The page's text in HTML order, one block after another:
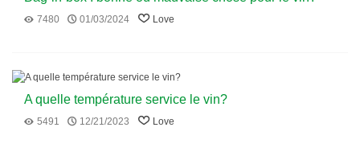
7480 01/03/2024 Love
A quelle température service le vin?
5491 12/21/2023 Love